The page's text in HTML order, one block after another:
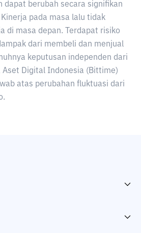
dapat berubah secara signifikan
pada masa lalu tidak
di masa depan. Terdapat risiko
dari membeli dan menjual
keputusan independen dari
Aset Digital Indonesia (Bittime)
atas perubahan fluktuasi dari